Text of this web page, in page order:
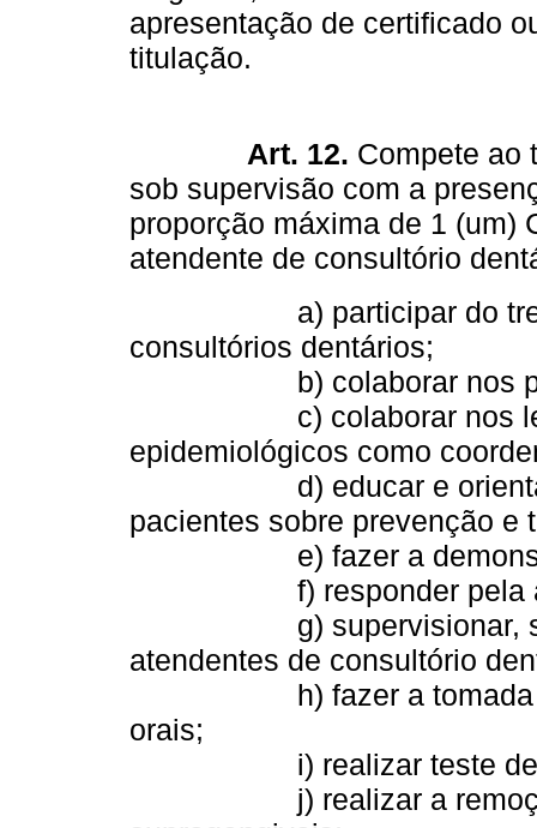
apresentação de certificado
titulação.
Art. 12. Compete ao
sob supervisão com a
proporção máxima de 1 (um)
atendente de consultório
a) participar do
consultórios dentários;
b) colaborar nos
c) colaborar nos
epidemiológicos como
d) educar e orientar
pacientes sobre prevenção e
e) fazer a
f) responder pela
g) supervisionar, sob
atendentes de consultório
h) fazer a tomada e
orais;
i) realizar teste de
j) realizar a remoção